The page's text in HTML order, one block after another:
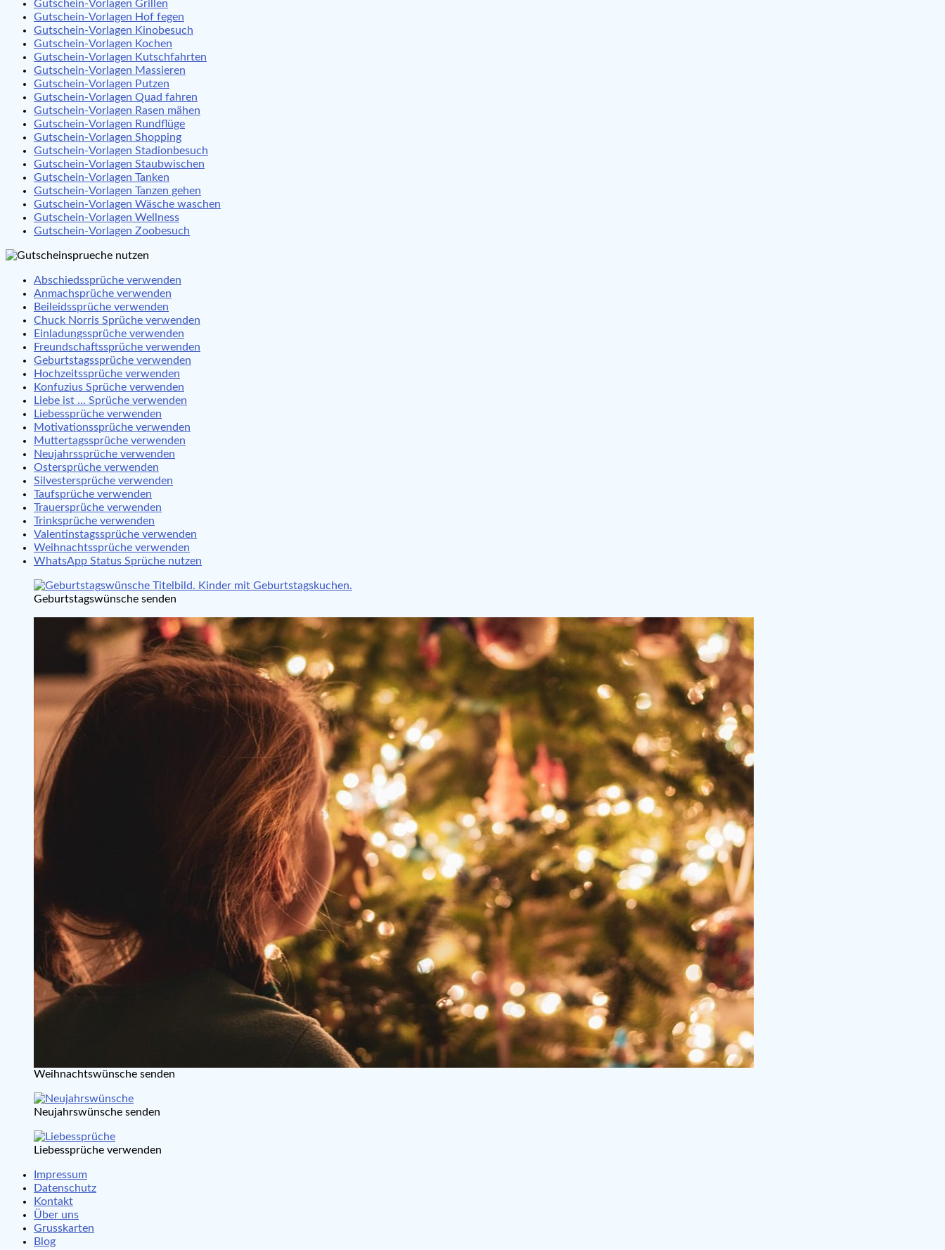
Gutschein-Vorlagen Grillen
Gutschein-Vorlagen Hof fegen
Gutschein-Vorlagen Kinobesuch
Gutschein-Vorlagen Kochen
Gutschein-Vorlagen Kutschfahrten
Gutschein-Vorlagen Massieren
Gutschein-Vorlagen Putzen
Gutschein-Vorlagen Quad fahren
Gutschein-Vorlagen Rasen mähen
Gutschein-Vorlagen Rundflüge
Gutschein-Vorlagen Shopping
Gutschein-Vorlagen Stadionbesuch
Gutschein-Vorlagen Staubwischen
Gutschein-Vorlagen Tanken
Gutschein-Vorlagen Tanzen gehen
Gutschein-Vorlagen Wäsche waschen
Gutschein-Vorlagen Wellness
Gutschein-Vorlagen Zoobesuch
Abschiedssprüche verwenden
Anmachsprüche verwenden
Beileidssprüche verwenden
Chuck Norris Sprüche verwenden
Einladungssprüche verwenden
Freundschaftssprüche verwenden
Geburtstagssprüche verwenden
Hochzeitssprüche verwenden
Konfuzius Sprüche verwenden
Liebe ist … Sprüche verwenden
Liebessprüche verwenden
Motivationssprüche verwenden
Muttertagssprüche verwenden
Neujahrssprüche verwenden
Ostersprüche verwenden
Silvestersprüche verwenden
Taufsprüche verwenden
Trauersprüche verwenden
Trinksprüche verwenden
Valentinstagssprüche verwenden
Weihnachtssprüche verwenden
WhatsApp Status Sprüche nutzen
Geburtstagswünsche senden
Weihnachtswünsche senden
Neujahrswünsche senden
Liebessprüche verwenden
Impressum
Datenschutz
Kontakt
Über uns
Grusskarten
Blog